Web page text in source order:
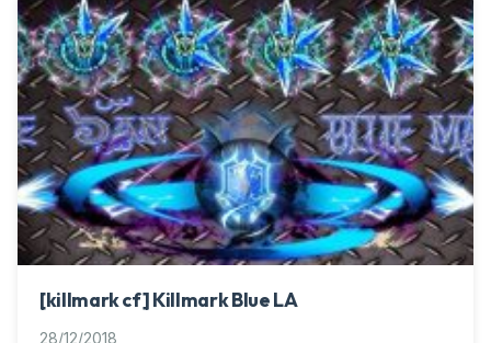
[killmark cf] Killmark Blue LA
28/12/2018